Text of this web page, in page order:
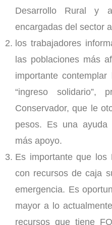
Desarrollo Rural y
encargadas del sector
los trabajadores
las poblaciones más
importante
“ingreso solidario”,
Conservador, que le
pesos. Es una ayuda
más apoyo.
Es importante que los
con recursos de caja
emergencia. Es
mayor a lo
recursos que tiene